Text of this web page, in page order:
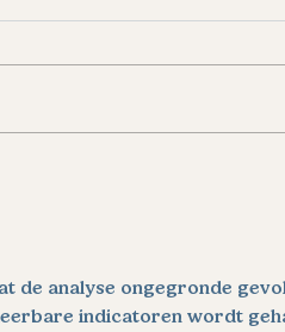
de analyse ongegronde
indicatoren wordt